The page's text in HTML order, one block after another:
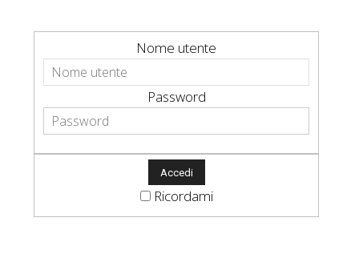
Nome utente
Password
Ricordami